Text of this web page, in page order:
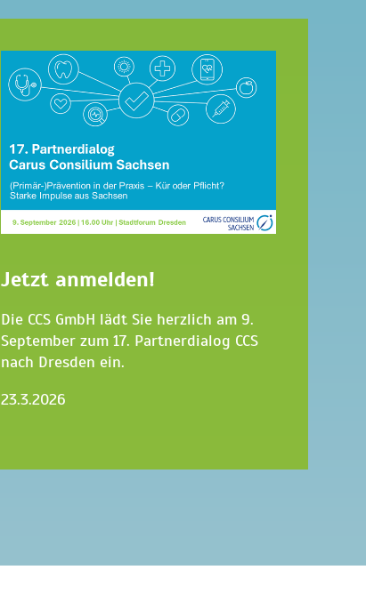
Jetzt anmelden!
Die CCS GmbH lädt Sie herzlich am 9.
September zum 17. Partnerdialog CCS
nach Dresden ein.
23.3.2026